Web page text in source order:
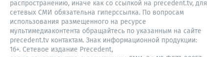
распространению, иначе как со ссылкой на precedent.tv, для
сетевых СМИ обязательна гиперссылка. По вопросам
использования размещенного на ресурсе
мультимедиаконтента обращайтесь по указанным на сайте
precedent.tv контактам. Знак информационной продукции:
16+. Сетевое издание Precedent,